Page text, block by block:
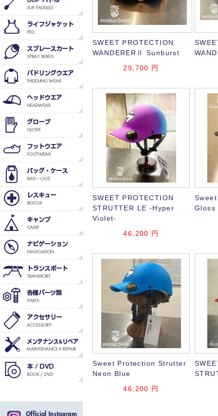
SWEET PROTECTION
WANDERERⅡ Sunburst
29,700 円
SWEET PROTECTION
STRUTTER LE -Hyper
Violet-
46,200 円
Gloss
Sweet Protection Strutter
Neon Blue
46,200 円